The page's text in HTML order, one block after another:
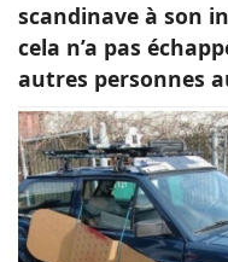
scandinave à son
cela n’a pas
autres personnes